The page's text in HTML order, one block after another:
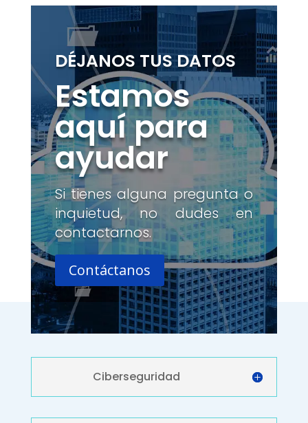
DÉJANOS TUS DATOS
Estamos
aquí para
ayudar
Si tienes alguna pregunta o
inquietud, no dudes en
contactarnos.
Contáctanos
Ciberseguridad